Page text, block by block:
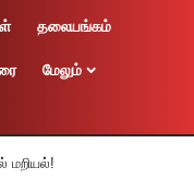
தலையங்கம்
மேலும்
மறியல்!